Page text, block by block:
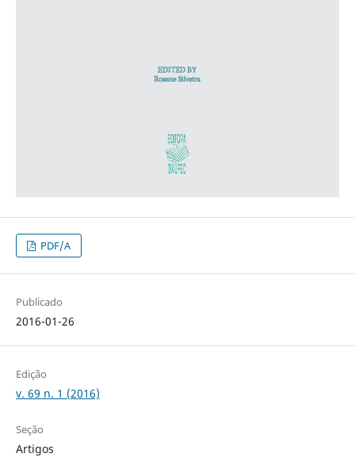
PDF/A
Publicado
2016-01-26
Edição
v. 69 n. 1 (2016)
Seção
Artigos